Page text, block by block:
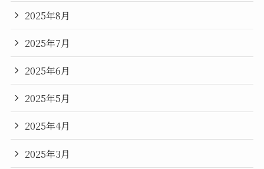
2025年8月
2025年7月
2025年6月
2025年5月
2025年4月
2025年3月